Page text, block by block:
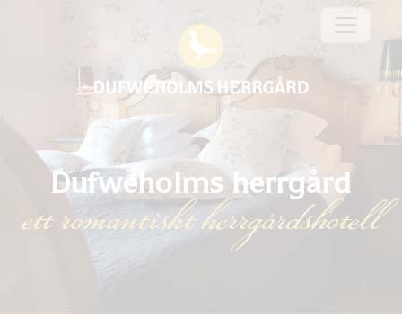
Dufweholms herrgård
ett romantiskt herrgårdshotell